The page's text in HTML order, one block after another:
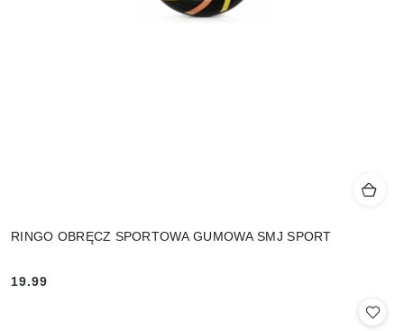
RINGO OBRĘCZ SPORTOWA GUMOWA SMJ SPORT
Cena:
19.99